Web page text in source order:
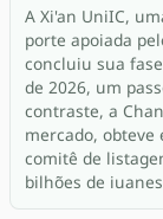
A Xi'an UniIC,
porte apoiada
concluiu sua
de 2026, um
contraste, a
mercado, obteve
comitê de
bilhões de